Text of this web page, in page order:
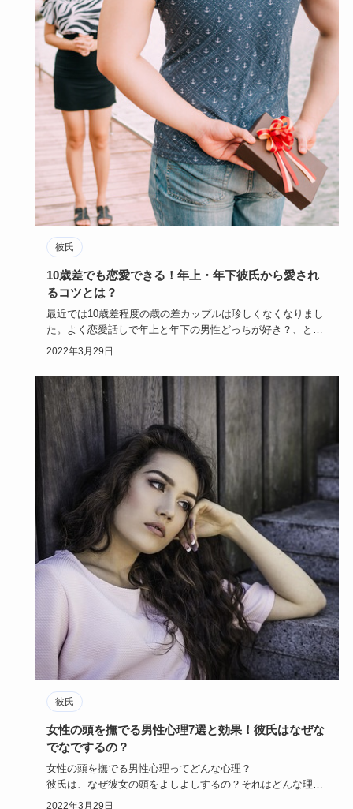
彼氏
10歳差でも恋愛できる！年上・年下彼氏から愛され
るコツとは？
最近では10歳差程度の歳の差カップルは珍しくなくなりまし
た。よく恋愛話しで年上と年下の男性どっちが好き？、とい
う会話になる…
2022年3月29日
彼氏
女性の頭を撫でる男性心理7選と効果！彼氏はなぜな
でなでするの？
女性の頭を撫でる男性心理ってどんな心理？
彼氏は、なぜ彼女の頭をよしよしするの？それはどんな理由
から？などなど…。
2022年3月29日